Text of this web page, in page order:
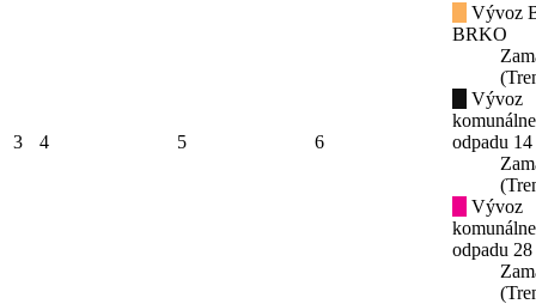
3 4 5 6
Vývoz
BRKO
Vývoz
odpadu
Vývoz
odpadu